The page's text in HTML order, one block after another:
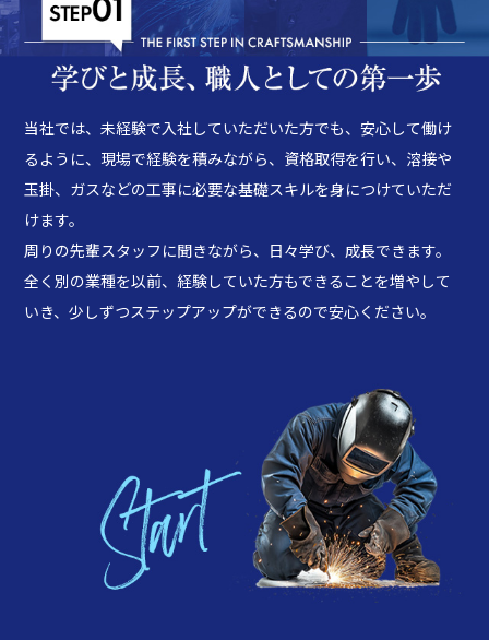
当社では、未経験で入社していただいた方でも、安心して働け
るように、現場で経験を積みながら、資格取得を行い、溶接や
玉掛、ガスなどの工事に必要な基礎スキルを身につけていただ
けます。
周りの先輩スタッフに聞きながら、日々学び、成長できます。
全く別の業種を以前、経験していた方もできることを増やして
いき、少しずつステップアップができるので安心ください。